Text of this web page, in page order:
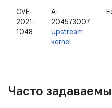
CVE-
2021-
1048
A-
204573007
Upstream
kernel
Часто